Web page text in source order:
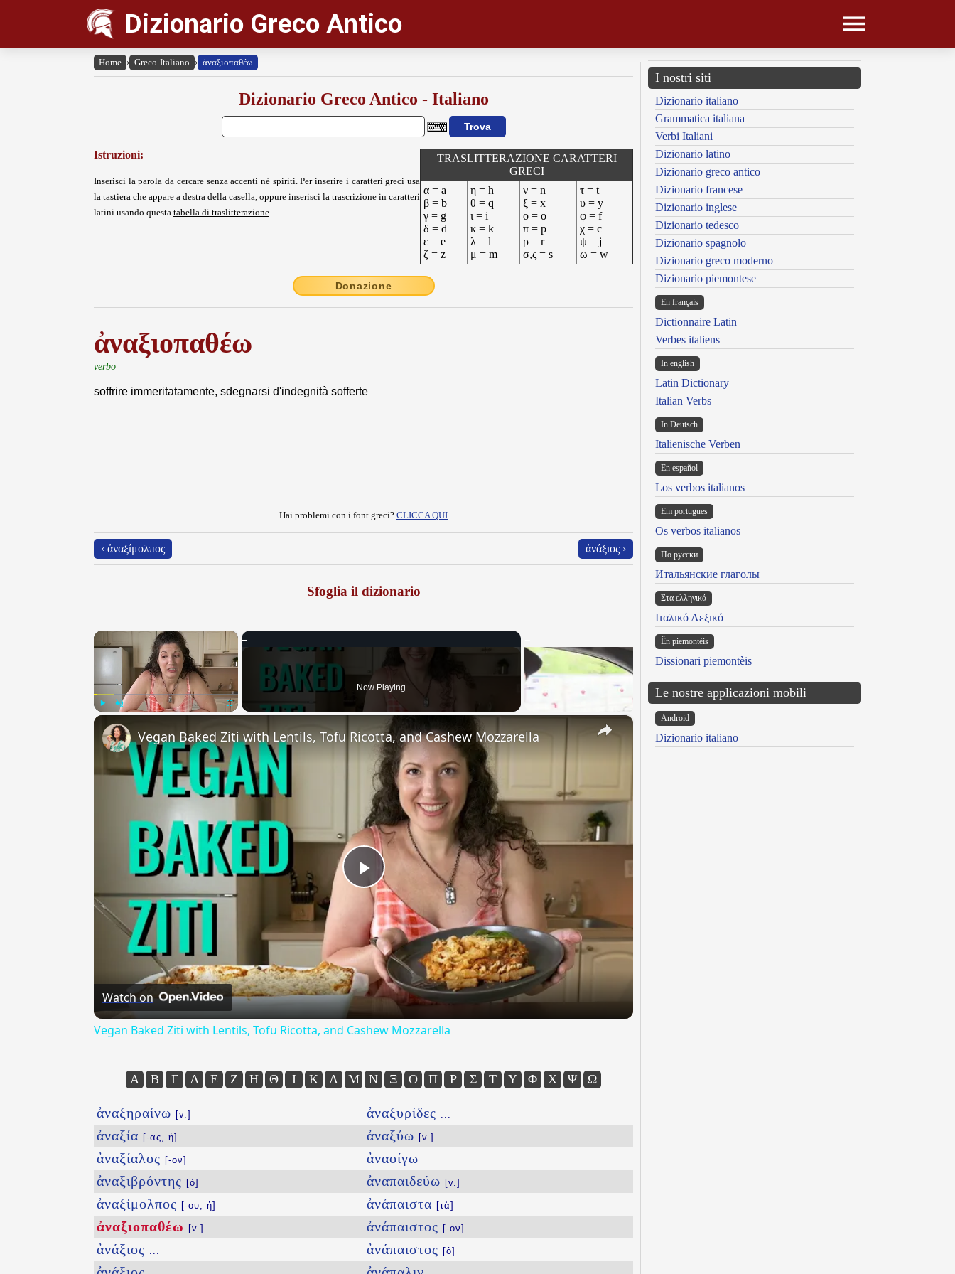
Dizionario Greco Antico
Home › Greco-Italiano › ἀναξιοπαθέω
Dizionario Greco Antico - Italiano
Istruzioni:
Inserisci la parola da cercare senza accenti né spiriti. Per inserire i caratteri greci usa
la tastiera che appare a destra della casella, oppure inserisci la trascrizione in caratteri
latini usando questa tabella di traslitterazione.
TRASLITTERAZIONE CARATTERI
GRECI
α = a
β = b
γ = g
δ = d
ε = e
ζ = z
η = h
θ = q
ι = i
κ = k
λ = l
μ = m
ν = n
ξ = x
ο = o
π = p
ρ = r
σ,ς = s
τ = t
υ = y
φ = f
χ = c
ψ = j
ω = w
Donazione
ἀναξιοπαθέω
verbo
soffrire immeritatamente, sdegnarsi d'indegnità sofferte
Hai problemi con i font greci? CLICCA QUI
‹ ἀναξίμολπος ἀνάξιος ›
Sfoglia il dizionario
×
Now Playing
×
Play
Video
Vegan Baked Ziti with Lentils, Tofu Ricotta, and Cashew Mozzarella
Watch on
Vegan Baked Ziti with Lentils, Tofu Ricotta, and Cashew Mozzarella
Α Β Γ Δ Ε Ζ Η Θ Ι Κ Λ Μ Ν Ξ Ο Π Ρ Σ Τ Υ Φ Χ Ψ Ω
ἀναξηραίνω [v.]
ἀναξία [-ας, ἡ]
ἀναξίαλος [-ον]
ἀναξιβρόντης [ὁ]
ἀναξίμολπος [-ου, ἡ]
ἀναξιοπαθέω [v.]
ἀνάξιος
ἀναξυρίδες
ἀναξύω [v.]
ἀναοίγω
ἀναπαιδεύω [v.]
ἀνάπαιστα [τὰ]
ἀνάπαιστος [-ον]
ἀνάπαιστος [ὁ]
I nostri siti
Dizionario italiano
Grammatica italiana
Verbi Italiani
Dizionario latino
Dizionario greco antico
Dizionario francese
Dizionario inglese
Dizionario tedesco
Dizionario spagnolo
Dizionario greco moderno
Dizionario piemontese
En français
Dictionnaire Latin
Verbes italiens
In english
Latin Dictionary
Italian Verbs
In Deutsch
Italienische Verben
En español
Los verbos italianos
Em portugues
Os verbos italianos
По русски
Итальянские глаголы
Στα ελληνικά
Ιταλικό Λεξικό
Ën piemontèis
Dissionari piemontèis
Le nostre applicazioni mobili
Android
Dizionario italiano